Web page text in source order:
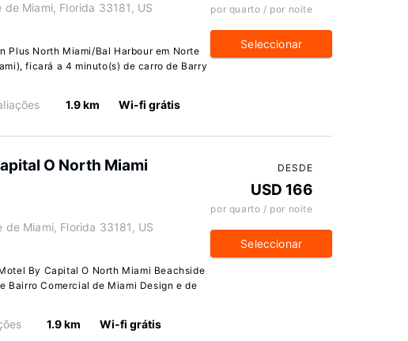
Miami, Florida 33181, US
Plus North Miami/Bal Harbour em Norte
ficará a 4 minuto(s) de carro de Barry
1.9 km Wi-fi grátis
por quarto / por noite
Seleccionar
O North Miami
Miami, Florida 33181, US
By Capital O North Miami Beachside
Bairro Comercial de Miami Design e de
1.9 km Wi-fi grátis
DESDE
USD 166
por quarto / por noite
Seleccionar